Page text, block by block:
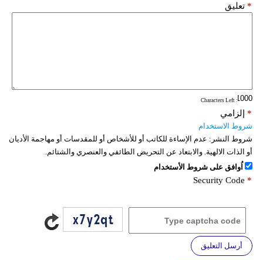
تعليق *
: Characters Left
إلزامي *
شروط الاستخدام
شروط النشر: عدم الإساءة للكاتب أو للأشخاص أو للمقدسات أو مهاجمة الأديان
أو الذات الالهية. والابتعاد عن التحريض الطائفي والعنصري والشتائم.
اُوافق على شروط الأستخدام
Security Code *
أرسل التعليق